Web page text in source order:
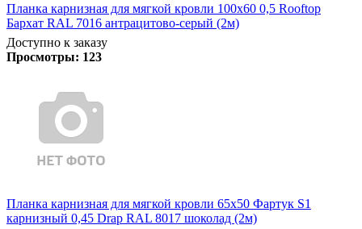
Планка карнизная для мягкой кровли 100х60 0,5 Rooftop
Бархат RAL 7016 антрацитово-серый (2м)
Доступно к заказу
Просмотры: 123
Планка карнизная для мягкой кровли 65х50 Фартук S1
карнизный 0,45 Drap RAL 8017 шоколад (2м)